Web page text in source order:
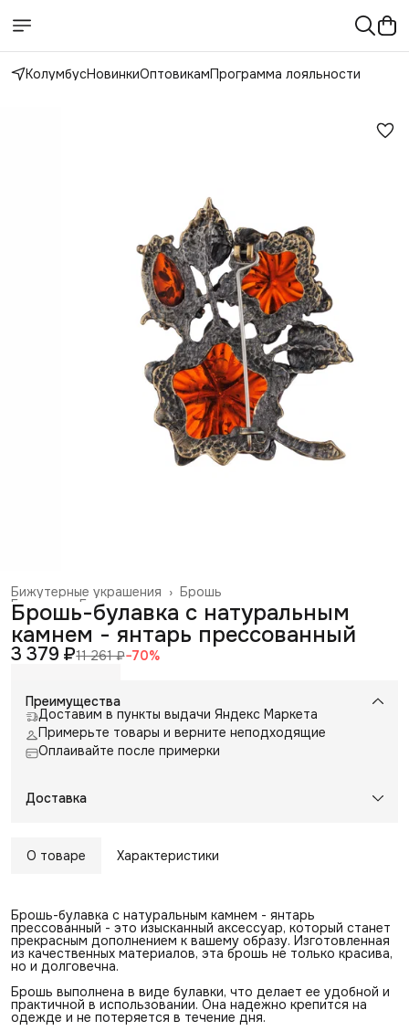
КолумбусНовинкиОптовикамПрограмма лояльности
Брошь
Бижутерные украшения ›
Галантерея и аксессуары ›
Главная ›
Брошь-булавка с натуральным
камнем - янтарь прессованный
3 379 ₽11 261 ₽−70%
Преимущества
Доставим в пункты выдачи Яндекс Маркета
Примерьте товары и верните неподходящие
Оплаивайте после примерки
Доставка
О товаре Характеристики
Брошь-булавка с натуральным камнем - янтарь
прессованный - это изысканный аксессуар, который станет
прекрасным дополнением к вашему образу. Изготовленная
из качественных материалов, эта брошь не только красива,
но и долговечна.
Брошь выполнена в виде булавки, что делает ее удобной и
практичной в использовании. Она надежно крепится на
одежде и не потеряется в течение дня.